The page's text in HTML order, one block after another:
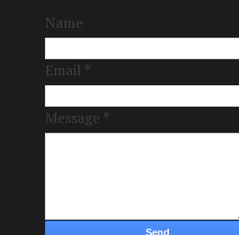
Name
Email *
Message *